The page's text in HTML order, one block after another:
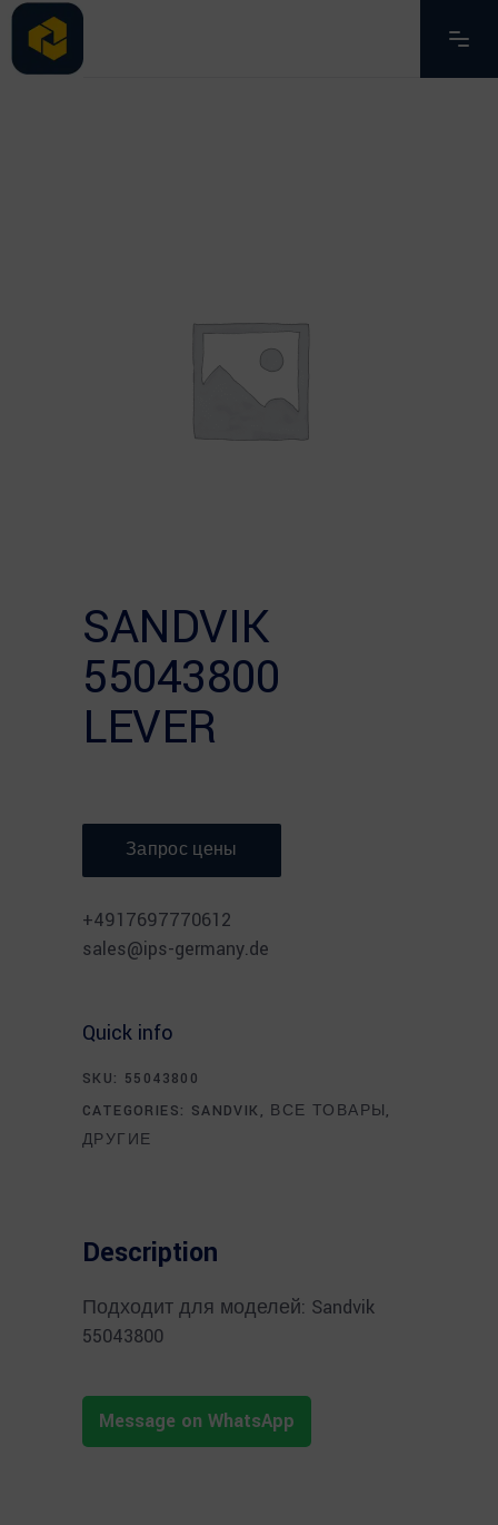
SANDVIK
55043800
LEVER
Запрос цены
+4917697770612
sales@ips-germany.de
Quick info
SKU: 55043800
CATEGORIES: SANDVIK , ВСЕ ТОВАРЫ,
ДРУГИЕ
Description
Подходит для моделей: Sandvik
55043800
Message on WhatsApp